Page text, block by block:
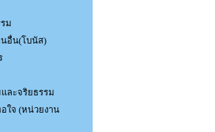
ม
อื่น(โบนัส)
ละจริยธรรม
ใจ (หน่วยงาน